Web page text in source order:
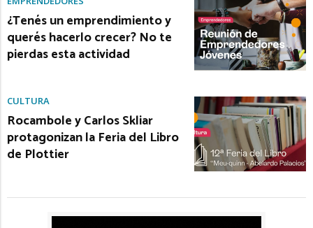
¿Tenés un emprendimiento y
querés hacerlo crecer? No te
pierdas esta actividad
CULTURA
Rocambole y Carlos Skliar
protagonizan la Feria del Libro
de Plottier